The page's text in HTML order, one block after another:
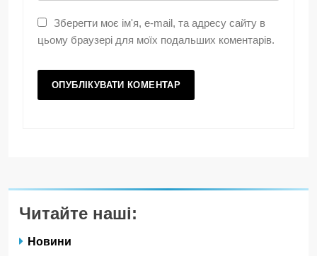
Зберегти моє ім'я, e-mail, та адресу сайту в
цьому браузері для моїх подальших коментарів.
Читайте наші:
Новини